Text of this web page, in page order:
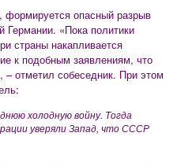
формируется опасный разрыв
«Пока политики
страны накапливается
к подобным заявлениям, что
отметил собеседник. При этом
холодную войну. Тогда
уверяли Запад, что СССР